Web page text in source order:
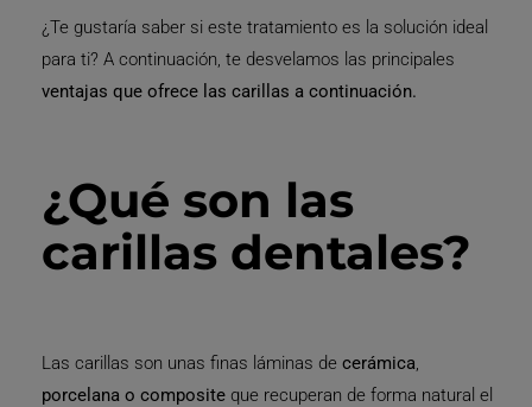
¿Te gustaría saber si este tratamiento es la solución ideal
para ti? A continuación, te desvelamos las principales
ventajas que ofrece las carillas a continuación.
¿Qué son las
carillas dentales?
Las carillas son unas finas láminas de cerámica
porcelana o composite que recuperan de forma natural el